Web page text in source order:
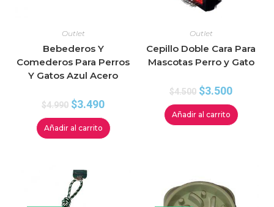
Outlet
Bebederos Y
Comederos Para Perros
Y Gatos Azul Acero
$4.990 $3.490
Añadir al carrito
Outlet
Cepillo Doble Cara Para
Mascotas Perro y Gato
$4.500 $3.500
Añadir al carrito